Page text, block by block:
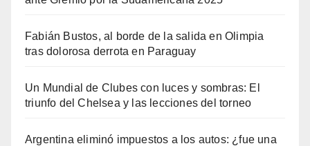
Fabián Bustos, al borde de la salida en Olimpia
tras dolorosa derrota en Paraguay
Un Mundial de Clubes con luces y sombras: El
triunfo del Chelsea y las lecciones del torneo
Argentina eliminó impuestos a los autos: ¿fue una